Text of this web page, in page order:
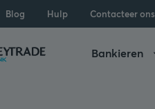
Blog Hulp Contacteer ons
Bankieren